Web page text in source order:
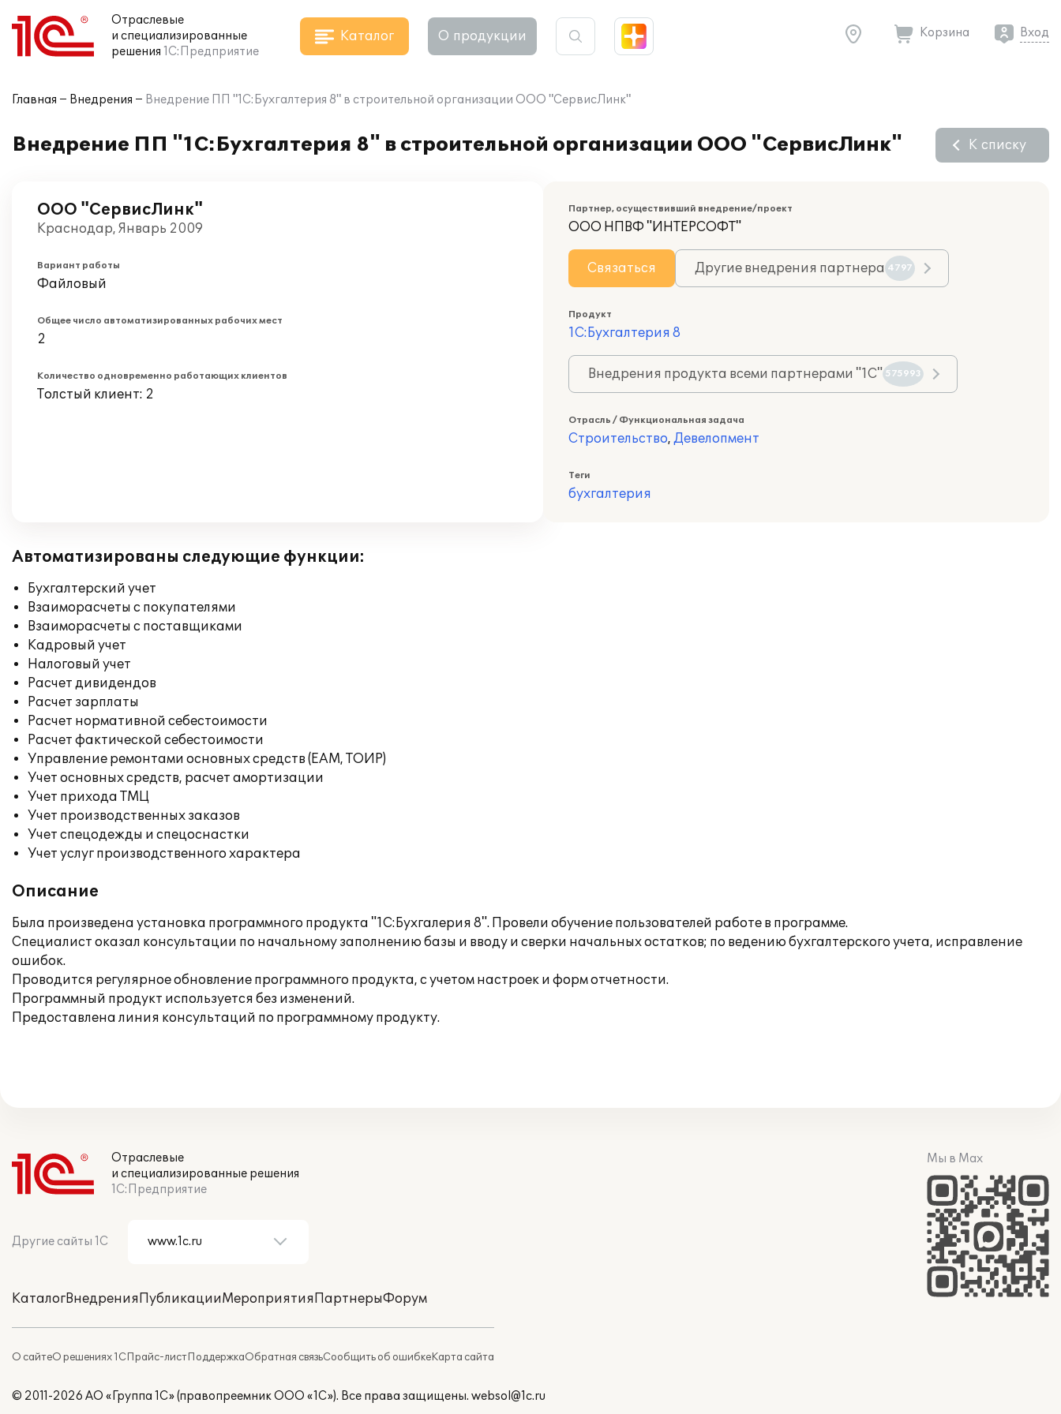
Отраслевые
и специализированные
решения 1С:Предприятие
Каталог О продукции Корзина Вход
Главная Внедрения Внедрение ПП "1С:Бухгалтерия 8" в строительной организации ООО "СервисЛинк"
Внедрение ПП "1С:Бухгалтерия 8" в строительной организации ООО "СервисЛинк" К списку
ООО "СервисЛинк"
Краснодар, Январь 2009
Вариант работы
Файловый
Общее число автоматизированных рабочих мест
2
Количество одновременно работающих клиентов
Толстый клиент: 2
Партнер, осуществивший внедрение/проект
ООО НПВФ "ИНТЕРСОФТ"
Связаться Другие внедрения партнера 4797
Продукт
1С:Бухгалтерия 8
Внедрения продукта всеми партнерами "1С" 575993
Отрасль / Функциональная задача
Строительство, Девелопмент
Теги
бухгалтерия
Автоматизированы следующие функции:
Бухгалтерский учет
Взаиморасчеты с покупателями
Взаиморасчеты с поставщиками
Кадровый учет
Налоговый учет
Расчет дивидендов
Расчет зарплаты
Расчет нормативной себестоимости
Расчет фактической себестоимости
Управление ремонтами основных средств (EAM, ТОИР)
Учет основных средств, расчет амортизации
Учет прихода ТМЦ
Учет производственных заказов
Учет спецодежды и спецоснастки
Учет услуг производственного характера
Описание
Была произведена установка программного продукта "1С:Бухгалерия 8". Провели обучение пользователей работе в программе.
Специалист оказал консультации по начальному заполнению базы и вводу и сверки начальных остатков; по ведению бухгалтерского учета, исправление
ошибок.
Проводится регулярное обновление программного продукта, с учетом настроек и форм отчетности.
Программный продукт используется без изменений.
Предоставлена линия консультаций по программному продукту.
Отраслевые
и специализированные решения
1С:Предприятие
Другие сайты 1С
КаталогВнедренияПубликацииМероприятияПартнерыФорум
О сайтеО решениях 1СПрайс-листПоддержкаОбратная связьСообщить об ошибкеКарта сайта
Мы в Max
© 2011-2026 АО «Группа 1С» (правопреемник ООО «1С»). Все права защищены. websol@1c.ru